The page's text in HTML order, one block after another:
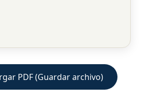
PDF (Guardar archivo)